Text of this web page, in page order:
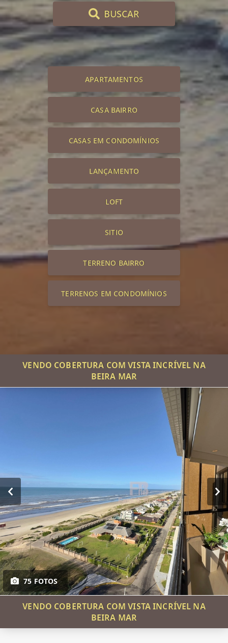
BUSCAR
APARTAMENTOS
CASA BAIRRO
CASAS EM CONDOMÍNIOS
LANÇAMENTO
LOFT
SITIO
TERRENO BAIRRO
TERRENOS EM CONDOMÍNIOS
VENDO COBERTURA COM VISTA INCRÍVEL NA
BEIRA MAR
75 FOTOS
VENDO COBERTURA COM VISTA INCRÍVEL NA
BEIRA MAR